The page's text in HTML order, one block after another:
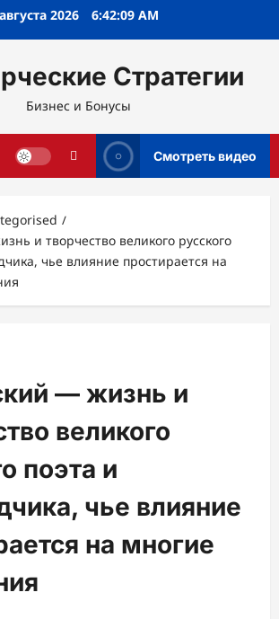
2026 6:42:10 AM
Стратегии
Бизнес и Бонусы
Смотреть видео
и творчество великого русского
чье влияние простирается на
— жизнь и
великого
поэта и
чье влияние
на многие